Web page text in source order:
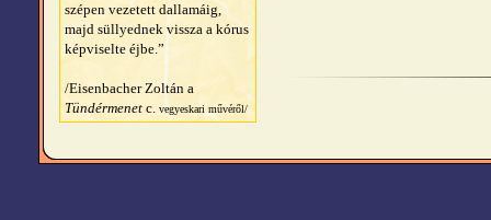
szépen vezetett dallamáig,
majd süllyednek vissza a kórus
képviselte éjbe.”
/Eisenbacher Zoltán a
Tündérmenet c. vegyeskari művéről/